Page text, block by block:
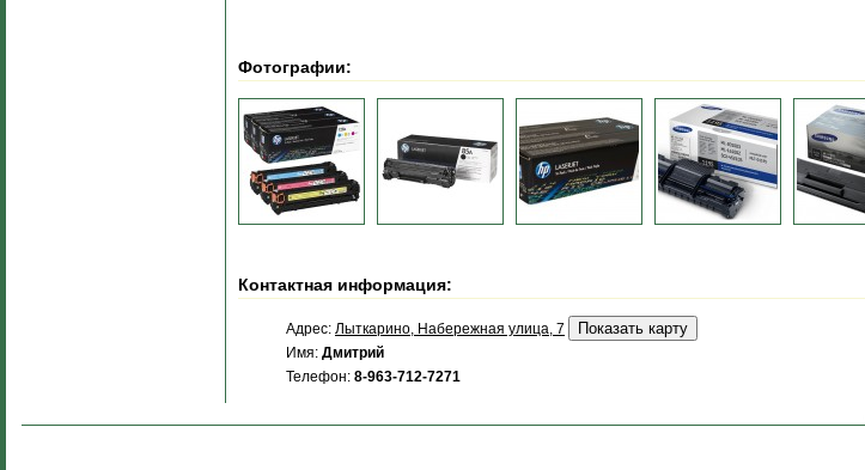
Фотографии:
Контактная информация:
Адрес: Лыткарино, Набережная улица, 7
Имя: Дмитрий
Телефон: 8-963-712-7271